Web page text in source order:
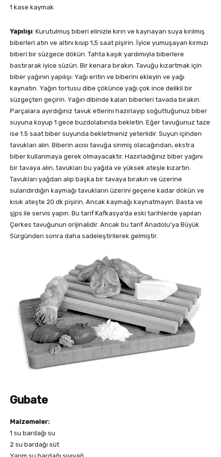
1 kase kaymak
Yapılışı: Kurutulmuş biberi elinizle kırın ve kaynayan suya kırılmış
biberleri atın ve altını kısıp 1,5 saat pişirin. İyice yumuşayan kırmızı
biberi bir süzgece dökün. Tahta kaşık yardımıyla biberlere
bastırarak iyice süzün. Bir kenara bırakın. Tavuğu kızartmak için
biber yağının yapılışı: Yağı eritin ve biberini ekleyin ve yağı
kaynatın. Yağın tortusu dibe çökünce yağı çok ince delikli bir
süzgeçten geçirin. Yağın dibinde kalan biberleri tavada bırakın.
Parçalara ayırdığınız tavuk etlerini hazırlayıp soğuttuğunuz biber
suyuna koyup 1 gece buzdolabında bekletin. Eğer tavuğunuz taze
ise 1.5 saat biber suyunda bekletmeniz yeterlidir. Suyun içinden
tavukları alın. Biberin acısı tavuğa sinmiş olacağından, ekstra
biber kullanmaya gerek olmayacaktır. Hazırladığınız biber yağını
bir tavaya alın, tavukları bu yağda ve yüksek ateşle kızartın.
Tavukları yağdan alıp başka bir tavaya bırakın ve üzerine
sulandırdığın kaymağı tavukların üzerini geçene kadar dökün ve
kısık ateşte 20 dk pişirin. Ancak kaymağı kaynatmayın. Basta ve
şjps ile servis yapın. Bu tarif Kafkasya’da eski tarihlerde yapılan
Çerkes tavuğunun orijinalidir. Ancak bu tarif Anadolu’ya Büyük
Sürgünden sonra daha sadeleştirilerek gelmiştir.
Gubate
Malzemeler:
1 su bardağı su
2 su bardağı süt